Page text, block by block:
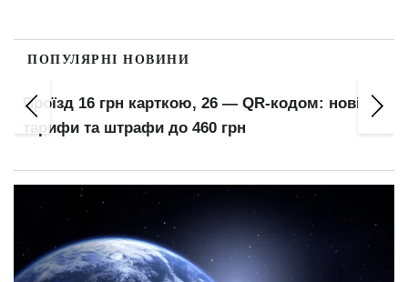
ПОПУЛЯРНІ НОВИНИ
Проїзд 16 грн карткою, 26 — QR-кодом: нові
тарифи та штрафи до 460 грн